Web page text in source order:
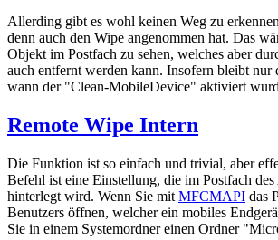
Allerding gibt es wohl keinen Weg zu
denn auch den Wipe angenommen hat. Das
Objekt im Postfach zu sehen, welches aber
auch entfernt werden kann. Insofern bleibt nur
wann der "Clean-MobileDevice" aktiviert
Remote Wipe Intern
Die Funktion ist so einfach und trivial, aber
Befehl ist eine Einstellung, die im Postfach
hinterlegt wird. Wenn Sie mit MFCMAPI das
Benutzers öffnen, welcher ein mobiles
Sie in einem Systemordner einen Ordner